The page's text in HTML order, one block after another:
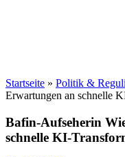
Startseite » Politik &
Erwartungen an schnelle
Bafin-Aufseherin
schnelle KI-